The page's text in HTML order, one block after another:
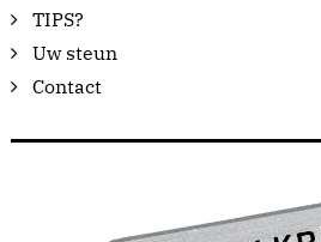
TIPS?
Uw steun
Contact